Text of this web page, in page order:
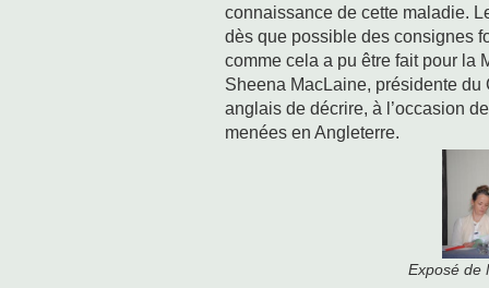
connaissance de cette maladie.
dès que possible des consignes
comme cela a pu être fait pour la
Sheena MacLaine, présidente
anglais de décrire, à l’occasion
menées en Angleterre.
Exposé de